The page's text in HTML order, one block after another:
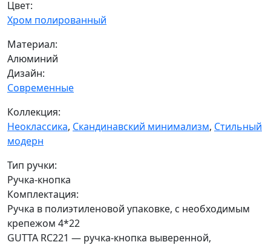
Цвет:
Хром полированный
Материал:
Алюминий
Дизайн:
Современные
Коллекция:
Неоклассика, Скандинавский минимализм, Стильный
модерн
Тип ручки:
Ручка-кнопка
Комплектация:
Ручка в полиэтиленовой упаковке, с необходимым
крепежом 4*22
GUTTA RC221 — ручка-кнопка выверенной,